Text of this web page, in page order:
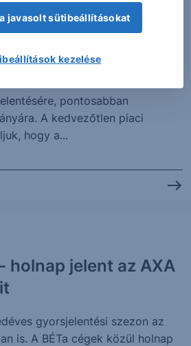
zárjuk a
longot
európai bankszektor
pontosabban
A kedvezőtlen piaci
hogy a...
holnap jelent az AXA
gyorsjelentési szezon az
is. A BÉTa cégek közül holnap
javasolt sütibeállításokat
kezelése